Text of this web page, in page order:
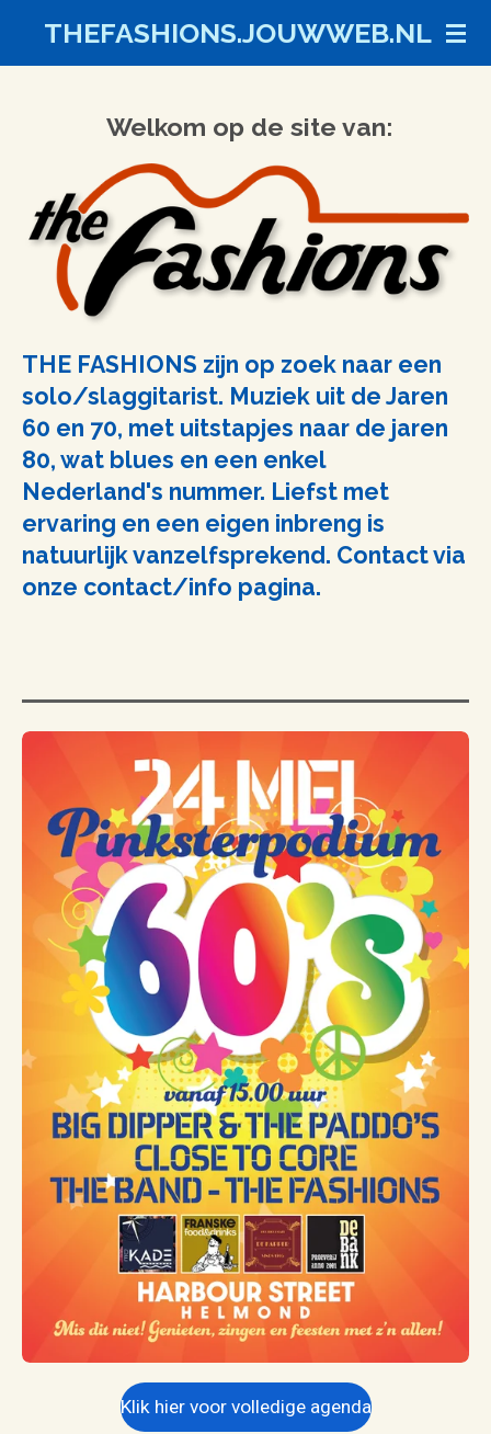
direct
THEFASHIONS.JOUWWEB.NL
Welkom op de site van:
THE FASHIONS zijn op zoek naar een
solo/slaggitarist. Muziek uit de Jaren
60 en 70, met uitstapjes naar de jaren
80, wat blues en een enkel
Nederland's nummer. Liefst met
ervaring en een eigen inbreng is
natuurlijk vanzelfsprekend. Contact via
onze contact/info pagina.
Klik hier voor volledige agenda